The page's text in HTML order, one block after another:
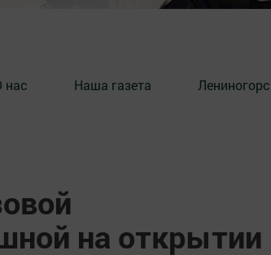
нас Наша газета
на открытии